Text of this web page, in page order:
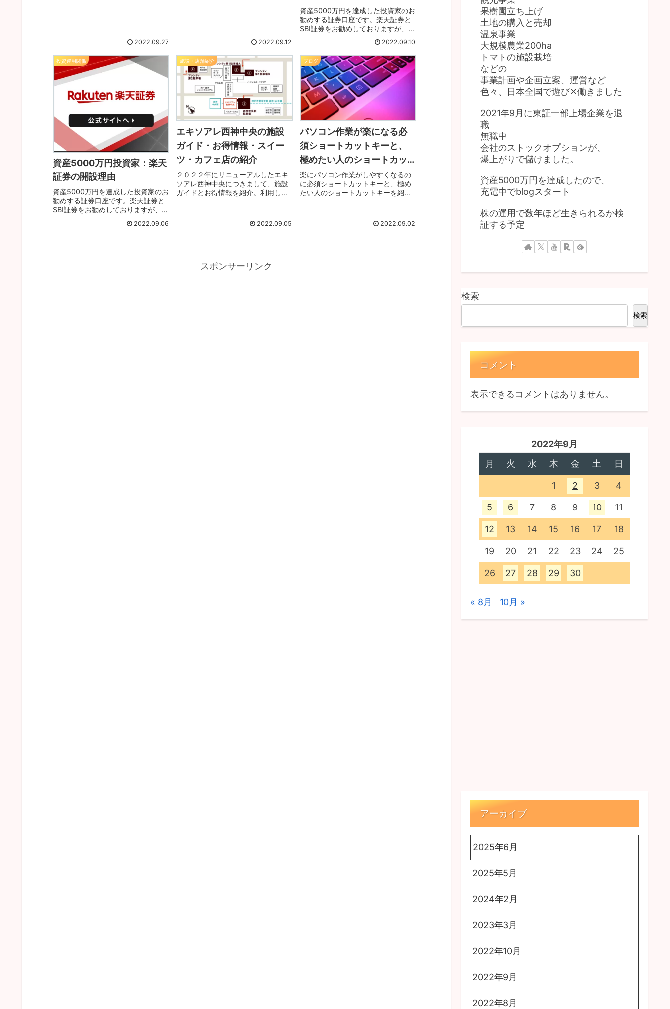
2022.09.27 2022.09.12
資産5000万円を達成した投資家のお
勧めする証券口座です。楽天証券と
SBI証券をお勧めしておりますが、今
回はSBI証券をメインに紹介いたしま
す。証券口座は、両方を作った方が
良いですが、SBI証券は、人気NO1な
ので必須なので、即時開設しましょ
う。
2022.09.10
投資運用関係
資産5000万円投資家：楽天
証券の開設理由
資産5000万円を達成した投資家のお
勧めする証券口座です。楽天証券と
SBI証券をお勧めしておりますが、今
ます。証券口座は、両方作った方が
2022.09.06
施設・店舗紹介
エキソアレ西神中央の施設
ガイド・お得情報・スイー
ツ・カフェ店の紹介
２０２２年にリニューアルしたエキ
ソアレ西神中央につきまして、施設
ガイドとお得情報を紹介。利用した
2022.09.05
ブログ
パソコン作業が楽になる必
須ショートカットキーと、
極めたい人のショートカッ
トキー
楽にパソコン作業がしやすくなるの
に必須ショートカットキーと、極め
たい人のショートカットキーを紹介
ピードＵＰになりますよ～。他にも
こんなキーがあったと、フックにな
2022.09.02
スポンサーリンク
果樹園立ち上げ
土地の購入と売却
温泉事業
大規模農業200ha
トマトの施設栽培
などの
事業計画や企画立案、運営など
色々、日本全国で遊び✕働きました
2021年9月に東証一部上場企業を退
職
無職中
会社のストックオプションが、
爆上がりで儲けました。
資産5000万円を達成したので、
充電中でblogスタート
株の運用で数年ほど生きられるか検
証する予定
検索
検索
コメント
表示できるコメントはありません。
2022年9月
月
火 水 木 金 土 日
1 2 3 4
5 6 7 8 9 10 11
12 13 14 15 16 17 18
19 20 21 22 23 24 25
26 27 28 29 30
« 8月 10月 »
アーカイブ
2025年6月
2025年5月
2024年2月
2023年3月
2022年10月
2022年9月
2022年8月